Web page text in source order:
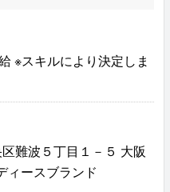
※スキルにより決定しま
難波５丁目１－５ 大阪
ースブランド